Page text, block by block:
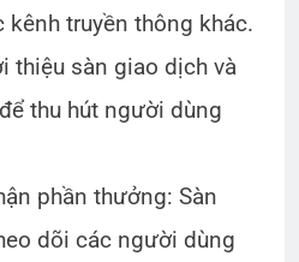
kênh truyền thông khác.
thiệu sàn giao dịch và
thu hút người dùng
phần thưởng: Sàn
dõi các người dùng